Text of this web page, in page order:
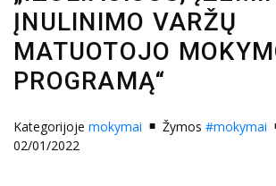
ĮNULINIMO VARŽŲ
MATUOTOJO
PROGRAMĄ“
Kategorijoje mokymai Žymos #mokymai
02/01/2022